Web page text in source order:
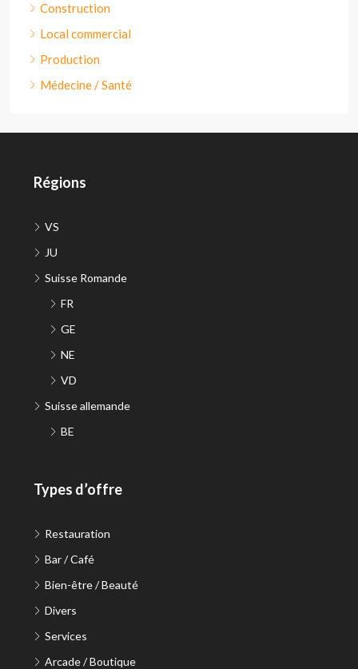
Construction
Local commercial
Production
Médecine / Santé
Régions
VS
JU
Suisse Romande
FR
GE
NE
VD
Suisse allemande
BE
Types d’offre
Restauration
Bar / Café
Bien-être / Beauté
Divers
Services
Arcade / Boutique